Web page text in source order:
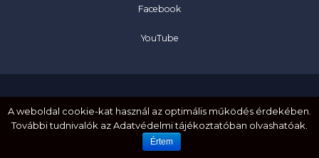
Facebook
YouTube
EMBERI JOGOK. MÉLTÓSÁG. EGYENLŐSÉG.
HOZZÁFÉRHETŐSÉG. BEFOGADÁS.
A weboldal cookie-kat használ az optimális működés érdekében.
További tudnivalók az Adatvédelmi tájékoztatóban olvashatóak.
Értem